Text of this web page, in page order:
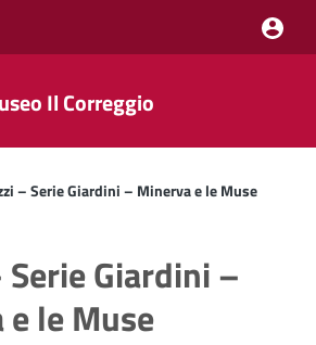
navigazione
Il Correggio
– Serie Giardini – Minerva e le Muse
Giardini –
le Muse